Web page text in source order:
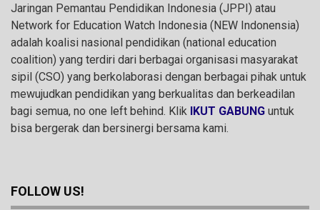
Jaringan Pemantau Pendidikan Indonesia (JPPI) atau
Network for Education Watch Indonesia (NEW Indonensia)
adalah koalisi nasional pendidikan (national education
coalition) yang terdiri dari berbagai organisasi masyarakat
sipil (CSO) yang berkolaborasi dengan berbagai pihak untuk
mewujudkan pendidikan yang berkualitas dan berkeadilan
bagi semua, no one left behind. Klik IKUT GABUNG untuk
bisa bergerak dan bersinergi bersama kami.
FOLLOW US!